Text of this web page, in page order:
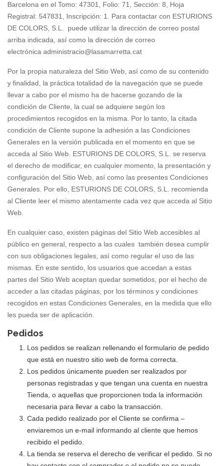
Barcelona en el Tomo: 47301, Folio: 71, Sección: 8, Hoja
Registral: 547831, Inscripción: 1. Para contactar con ESTURIONS
DE COLORS, S.L. puede utilizar la dirección de correo postal
arriba indicada, así como la dirección de correo
electrónica administracio@lasamarretta.cat
Por la propia naturaleza del Sitio Web, así como de su contenido
y finalidad, la práctica totalidad de la navegación que se puede
llevar a cabo por el mismo ha de hacerse gozando de la
condición de Cliente, la cual se adquiere según los
procedimientos recogidos en la misma. Por lo tanto, la citada
condición de Cliente supone la adhesión a las Condiciones
Generales en la versión publicada en el momento en que se
acceda al Sitio Web. ESTURIONS DE COLORS, S.L. se reserva
el derecho de modificar, en cualquier momento, la presentación y
configuración del Sitio Web, así como las presentes Condiciones
Generales. Por ello, ESTURIONS DE COLORS, S.L. recomienda
al Cliente leer el mismo atentamente cada vez que acceda al Sitio
Web.
En cualquier caso, existen páginas del Sitio Web accesibles al
público en general, respecto a las cuales también desea cumplir
con sus obligaciones legales, así como regular el uso de las
mismas. En este sentido, los usuarios que accedan a estas
partes del Sitio Web aceptan quedar sometidos, por el hecho de
acceder a las citadas páginas, por los términos y condiciones
recogidos en estas Condiciones Generales, en la medida que ello
les pueda ser de aplicación.
Pedidos
Los pedidos se realizan rellenando el formulario de pedido
que está en nuestro sitio web de forma correcta.
Los pedidos únicamente pueden ser realizados por
personas registradas y que tengan una cuenta en nuestra
Tienda, o aquellas que proporcionen toda la información
necesaria para llevar a cabo la transacción.
Cada pedido realizado por el Cliente se confirma –
enviaremos un e-mail informando al cliente que hemos
recibido el pedido.
La tienda se reserva el derecho de verificar el pedido. Si no